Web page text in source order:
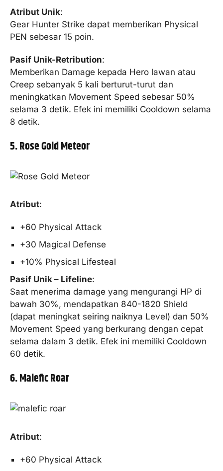
Atribut Unik:
Gear Hunter Strike dapat memberikan Physical
PEN sebesar 15 poin.
Pasif Unik-Retribution:
Memberikan Damage kepada Hero lawan atau
Creep sebanyak 5 kali berturut-turut dan
meningkatkan Movement Speed sebesar 50%
selama 3 detik. Efek ini memiliki Cooldown selama
8 detik.
5. Rose Gold Meteor
Atribut:
+60 Physical Attack
+30 Magical Defense
+10% Physical Lifesteal
Pasif Unik – Lifeline:
Saat menerima damage yang mengurangi HP di
bawah 30%, mendapatkan 840-1820 Shield
(dapat meningkat seiring naiknya Level) dan 50%
Movement Speed yang berkurang dengan cepat
selama dalam 3 detik. Efek ini memiliki Cooldown
60 detik.
6. Malefic Roar
Atribut:
+60 Physical Attack